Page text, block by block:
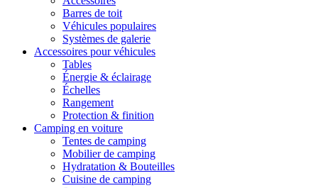
Barres de toit
Véhicules populaires
Systèmes de galerie
Accessoires pour véhicules
Tables
Énergie & éclairage
Échelles
Rangement
Protection & finition
Camping en voiture
Tentes de camping
Mobilier de camping
Hydratation & Bouteilles
Cuisine de camping